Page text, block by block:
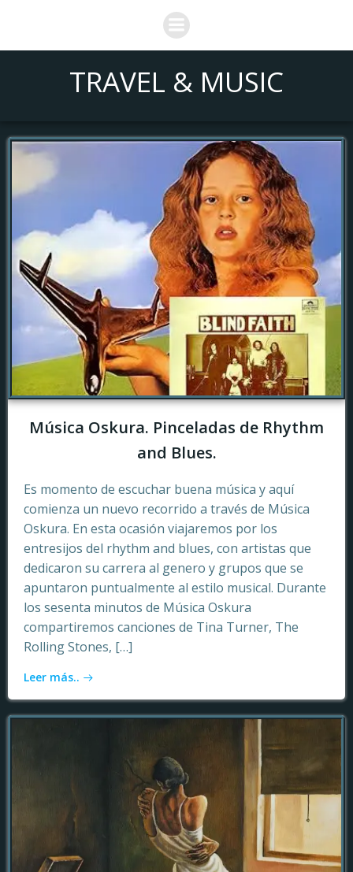
Saltar
al
contenido
TRAVEL & MUSIC
Música Oskura. Pinceladas de Rhythm
and Blues.
Es momento de escuchar buena música y aquí
comienza un nuevo recorrido a través de Música
Oskura. En esta ocasión viajaremos por los
entresijos del rhythm and blues, con artistas que
dedicaron su carrera al genero y grupos que se
apuntaron puntualmente al estilo musical. Durante
los sesenta minutos de Música Oskura
compartiremos canciones de Tina Turner, The
Rolling Stones, […]
Leer más..